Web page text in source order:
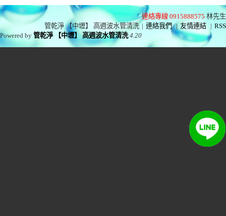
連絡專線 0915888575 林先生
管乾淨 【中壢】 高週波水管清洗 | 連絡我們 | 友情連結 | RSS
Powered by管乾淨 【中壢】 高週波水管清洗 4.20